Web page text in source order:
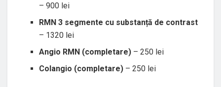
– 900 lei
RMN 3 segmente cu substanță de contrast
– 1320 lei
Angio RMN (completare) – 250 lei
Colangio (completare) – 250 lei